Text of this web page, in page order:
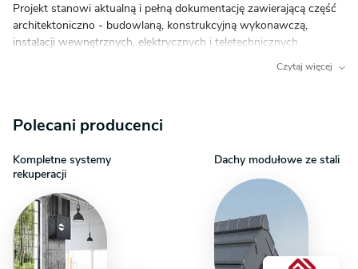
Projekt stanowi aktualną i pełną dokumentację zawierającą część
architektoniczno - budowlaną, konstrukcyjną wykonawczą,
instalacji wewnętrznych, elektrycznych i teletechnicznych,
Dokumentacja zabezpieczona jest specjalną plombą, której
projekt domu idealnie na nią pasuje.
Czytaj więcej
Polecani producenci
Kompletne systemy
rekuperacji
Dachy modułowe ze stali